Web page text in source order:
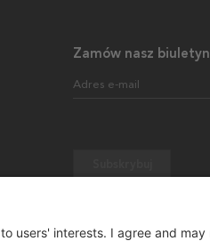
Zamów nasz biuletyn
Adres e-mail